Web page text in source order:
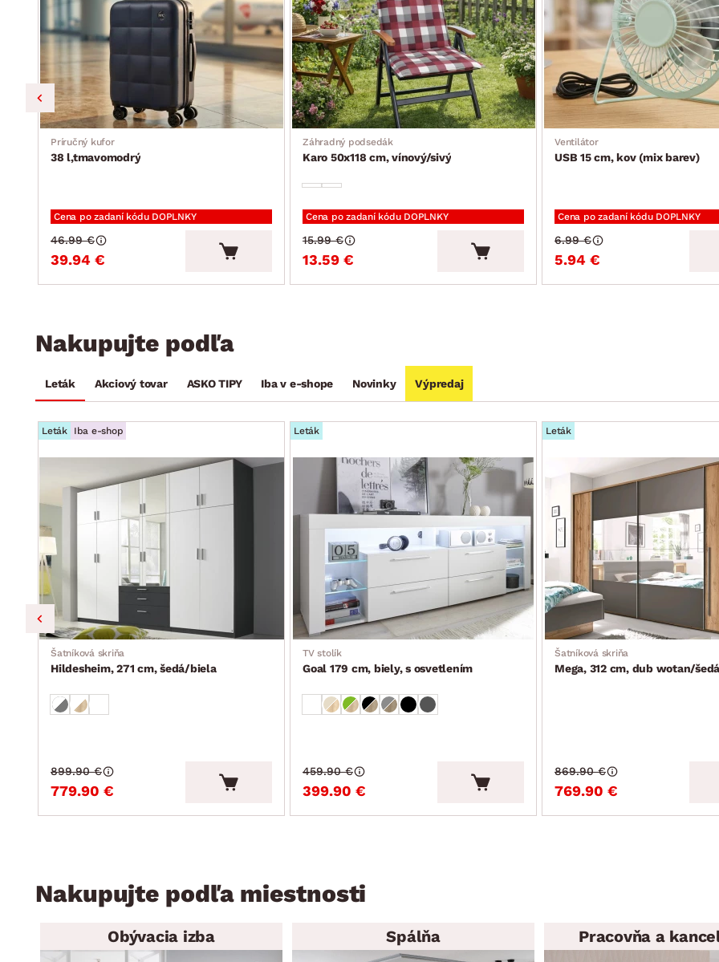
Príručný kufor
38 l,tmavomodrý
Cena po zadaní kódu DOPLNKY
39.94 €
46.99 €
Záhradný podsedák
Karo 50x118 cm, vínový/sivý
Cena po zadaní kódu DOPLNKY
13.59 €
15.99 €
Ventilátor
USB 15 cm, kov (mix barev)
Cena po zadaní kódu DOPLNKY
5.94 €
6.99 €
Nakupujte podľa
Leták Akciový tovar ASKO TIPY Iba v e-shope Novinky Výpredaj
Leták Iba e-shop
Šatníková skriňa
Hildesheim, 271 cm, šedá/biela
779.90 €
899.90 €
Leták
TV stolík
Goal 179 cm, biely, s osvetlením
399.90 €
459.90 €
Leták
Šatníková skriňa
Mega, 312 cm, dub wotan/šedá
769.90 €
869.90 €
Nakupujte podľa miestnosti
Obývacia izba Spálňa Pracovňa a